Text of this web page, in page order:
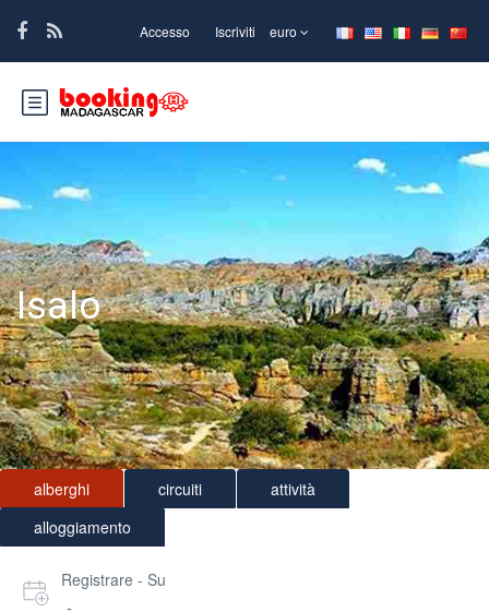
Accesso Iscriviti euro
Isalo
alberghi circuiti
attività
alloggiamento
Registrare - Su
-